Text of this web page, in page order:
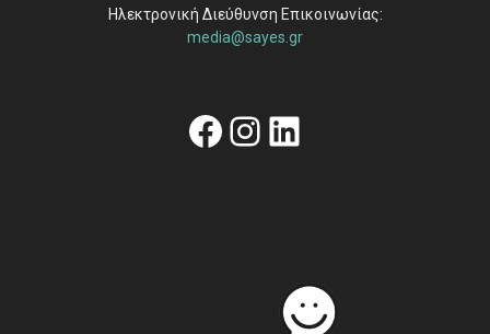
Ηλεκτρονική Διεύθυνση Επικοινωνίας:
media@sayes.gr
Facebook
Instagram
Linkedin